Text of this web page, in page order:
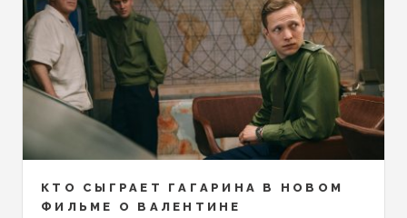
КТО СЫГРАЕТ ГАГАРИНА В НОВОМ
ФИЛЬМЕ О ВАЛЕНТИНЕ